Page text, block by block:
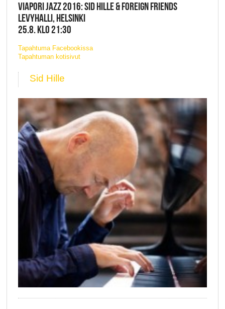
VIAPORI JAZZ 2016: SID HILLE & FOREIGN FRIENDS
LEVYHALLI, HELSINKI
25.8. KLO 21:30
Tapahtuma Facebookissa
Tapahtuman kotisivut
Sid Hille